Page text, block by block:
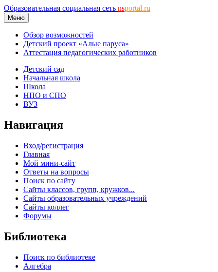
Образовательная социальная сеть nsportal.ru
Меню
Обзор возможностей
Детский проект «Алые паруса»
Аттестация педагогических работников
Детский сад
Начальная школа
Школа
НПО и СПО
ВУЗ
Навигация
Вход/регистрация
Главная
Мой мини-сайт
Ответы на вопросы
Поиск по сайту
Сайты классов, групп, кружков...
Сайты образовательных учреждений
Сайты коллег
Форумы
Библиотека
Поиск по библиотеке
Алгебра